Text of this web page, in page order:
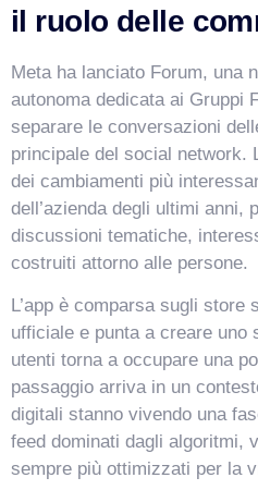
il ruolo delle
Meta ha lanciato Forum, una
autonoma dedicata ai Gruppi
separare le conversazioni
principale del social network.
dei cambiamenti più
dell’azienda degli ultimi anni,
discussioni tematiche,
costruiti attorno alle persone.
L’app è comparsa sugli store
ufficiale e punta a creare uno
utenti torna a occupare una
passaggio arriva in un
digitali stanno vivendo una
feed dominati dagli algoritmi,
sempre più ottimizzati per la